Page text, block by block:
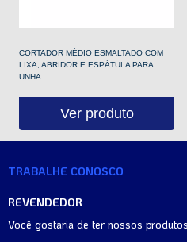
CORTADOR MÉDIO ESMALTADO COM
LIXA, ABRIDOR E ESPÁTULA PARA
UNHA
Ver produto
TRABALHE CONOSCO
REVENDEDOR
Você gostaria de ter nossos